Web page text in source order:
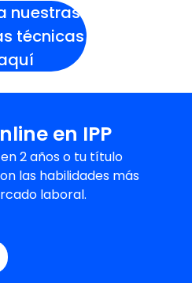
nuestras
técnicas
en IPP
2 años o tu título
las habilidades más
laboral.